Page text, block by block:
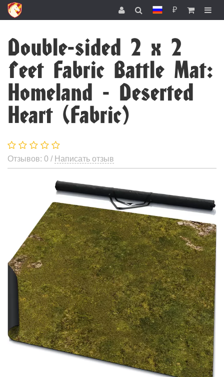
₽
Double-sided 2 x 2
feet Fabric Battle Mat:
Homeland - Deserted
Heart (Fabric)
Отзывов: 0 / Написать отзыв